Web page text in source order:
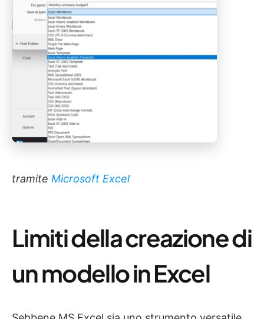
tramite Microsoft Excel
Limiti della creazione di
un modello in Excel